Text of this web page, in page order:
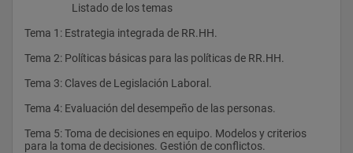
                    Listado de los temas
Tema 1: Estrategia integrada de RR.HH.
Tema 2: Políticas básicas para las políticas de RR.HH.
Tema 3: Claves de Legislación Laboral.
Tema 4: Evaluación del desempeño de las personas.
Tema 5: Toma de decisiones en equipo. Modelos y criterios
para la toma de decisiones. Gestión de conflictos.